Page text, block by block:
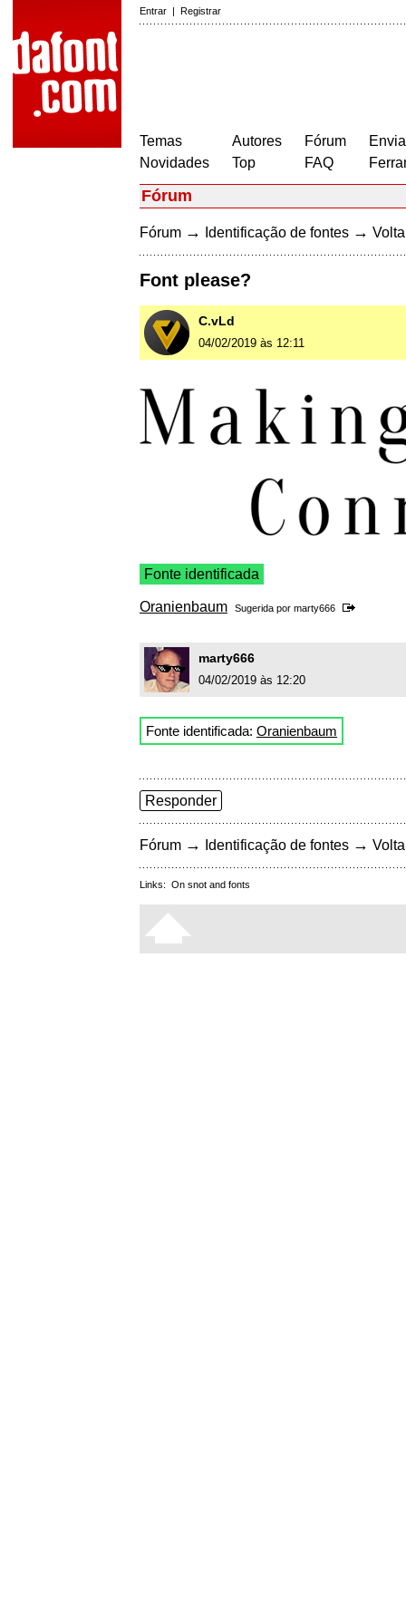
Entrar | Registrar
Temas
Novidades
Autores
Top
Fórum
FAQ
Fórum
Fórum → Identificação de fontes →
Font please?
C.vLd
04/02/2019 às 12:11
Fonte identificada
Oranienbaum Sugerida por marty666
marty666
04/02/2019 às 12:20
Fonte identificada: Oranienbaum
Responder
Fórum → Identificação de fontes →
Links: On snot and fonts